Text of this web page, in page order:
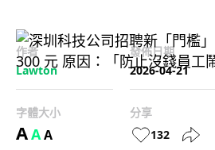
作者
Lawton
發佈日期
2026-04-21
字體大小
AAA
分享
132